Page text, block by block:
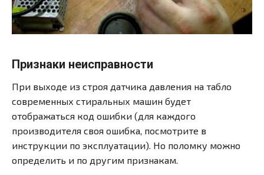
Признаки неисправности
При выходе из строя датчика давления на табло
современных стиральных машин будет
отображаться код ошибки (для каждого
производителя своя ошибка, посмотрите в
инструкции по эксплуатации). Но поломку можно
определить и по другим признакам.